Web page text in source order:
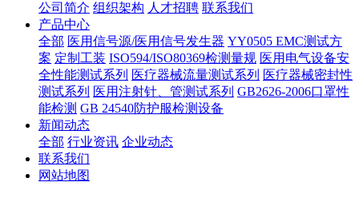
公司简介 组织架构 人才招聘 联系我们
产品中心
全部 医用信号源/医用信号发生器 YY0505 EMC测试方
案 定制工装 ISO594/ISO80369检测量规 医用电气设备安
全性能测试系列 医疗器械流量测试系列 医疗器械密封性
测试系列 医用注射针、管测试系列 GB2626-2006口罩性
能检测 GB 24540防护服检测设备
新闻动态
全部 行业资讯 企业动态
联系我们
网站地图